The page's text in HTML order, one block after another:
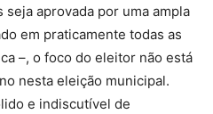
aprovada por uma ampla
em praticamente todas as
–, o foco do eleitor não está
nesta eleição municipal.
e indiscutível de